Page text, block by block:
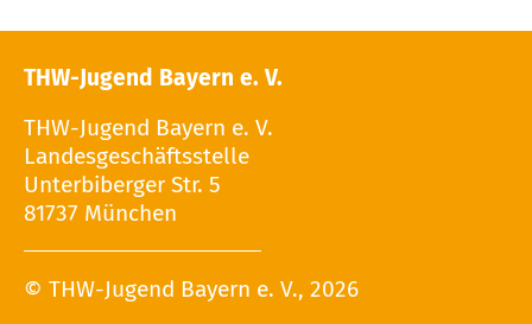
THW-Jugend Bayern e. V.
THW-Jugend Bayern e. V.
Landesgeschäftsstelle
Unterbiberger Str. 5
81737 München
© THW-Jugend Bayern e. V., 2026